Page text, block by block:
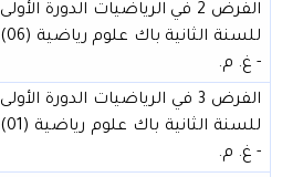
الفرض 2 في الرياضيات الدورة الأولى
للسنة الثانية باك علوم رياضية (06)
- غ. م.
الفرض 3 في الرياضيات الدورة الأولى
للسنة الثانية باك علوم رياضية (01)
- غ. م.